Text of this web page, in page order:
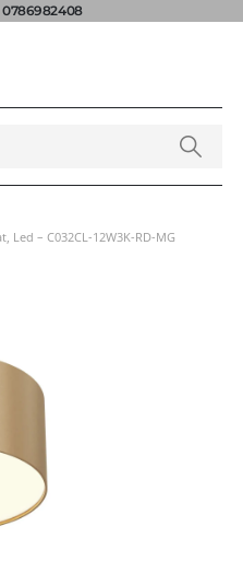
0786982408
– C032CL-12W3K-RD-MG